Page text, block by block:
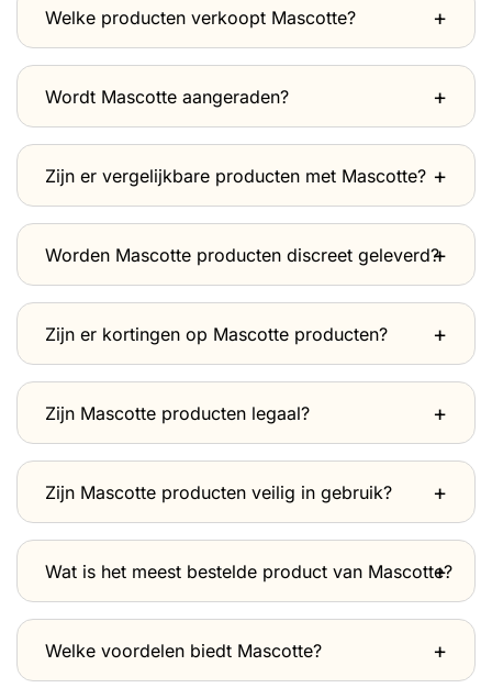
Welke producten verkoopt Mascotte?
Wordt Mascotte aangeraden?
Zijn er vergelijkbare producten met Mascotte?
Worden Mascotte producten discreet geleverd?
Zijn er kortingen op Mascotte producten?
Zijn Mascotte producten legaal?
Zijn Mascotte producten veilig in gebruik?
Wat is het meest bestelde product van Mascotte?
Welke voordelen biedt Mascotte?